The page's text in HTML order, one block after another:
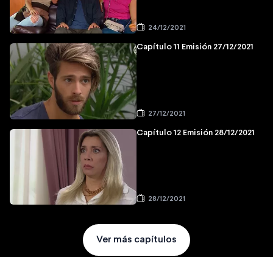
24/12/2021
Capítulo 11 Emisión 27/12/2021
27/12/2021
Capítulo 12 Emisión 28/12/2021
28/12/2021
Ver más capítulos